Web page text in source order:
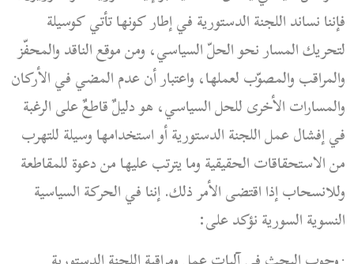
فإننا نساند اللجنة الدستورية في إطار كونها تأتي كوسيلة
لتحريك المسار نحو الحلّ السياسي، ومن موقع الناقد والمحفّز
والمراقب والمصوّب لعملها، واعتبار أن عدم المضي في الأركان
والمسارات الأخرى للحل السياسي، هو دليلٌ قاطعٌ على الرغبة
في إفشال عمل اللجنة الدستورية أو استخدامها وسيلة للتهرب
من الاستحقاقات الحقيقية وما يترتب عليها من دعوة للمقاطعة
وللانسحاب إذا اقتضى الأمر ذلك. إننا في الحركة السياسية
النسوية السورية نؤكد على: